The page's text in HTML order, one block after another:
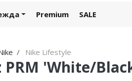
Premium SALE
Nike Lifestyle
PRM 'White/